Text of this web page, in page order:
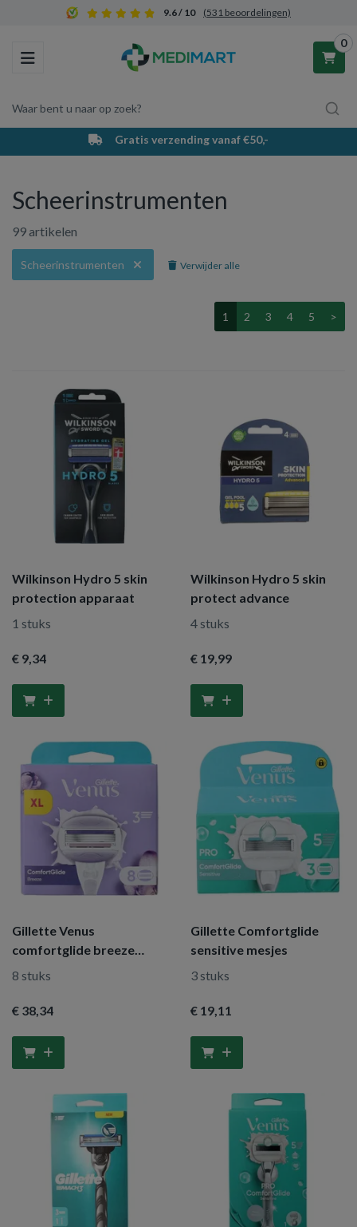
9.6 / 10 (531 beoordelingen)
Toggle navigation
Waar bent u naar op zoek?
0
Winkelwagen
Uw winkelwagen is leeg.
Gratis verzending vanaf €50,-
Scheerinstrumenten
99 artikelen
Scheerinstrumenten Verwijder alle
1 2 3 4 5 >
Wilkinson Hydro 5 skin
protection apparaat
1 stuks
€ 9,34
Wilkinson Hydro 5 skin
protect advance
4 stuks
€ 19,99
Gillette Venus
comfortglide breeze
mesjes
8 stuks
€ 38,34
Gillette Comfortglide
sensitive mesjes
3 stuks
€ 19,11